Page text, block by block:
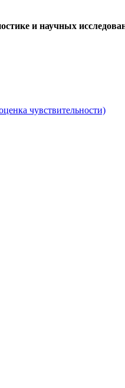
и научных
чувствительности)